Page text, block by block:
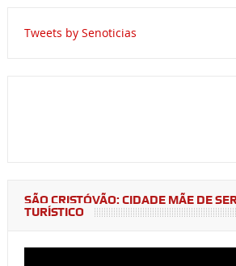
Tweets by Senoticias
SÃO CRISTÓVÃO: CIDADE MÃE DE
TURÍSTICO